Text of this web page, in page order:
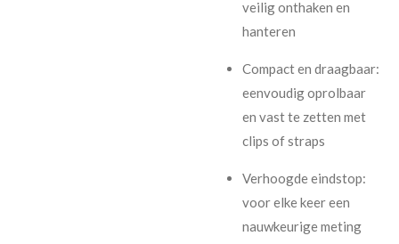
veilig onthaken en
hanteren
Compact en draagbaar:
eenvoudig oprolbaar
en vast te zetten met
clips of straps
Verhoogde eindstop:
voor elke keer een
nauwkeurige meting